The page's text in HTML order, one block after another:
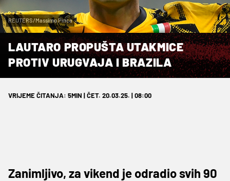
REUTERS/Massimo Pinca
LAUTARO PROPUŠTA UTAKMICE
PROTIV URUGVAJA I BRAZILA
VRIJEME ČITANJA: 5MIN | ČET. 20.03.25. | 08:00
Zanimljivo, za vikend je odradio svih 90